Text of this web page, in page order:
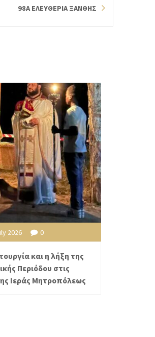
98Α ΕΛΕΥΘΕΡΙΑ ΞΑΝΘΗΣ
2026 0
και η λήξη της
Περιόδου στις
Ιεράς Μητροπόλεως